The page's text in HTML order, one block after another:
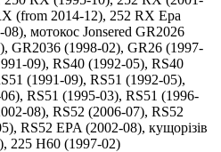
(from 2014-12), 252 RX Epa
мотокос Jonsered GR2026
GR2036 (1998-02), GR26 (1997-
09), RS40 (1992-05), RS40
(1991-09), RS51 (1992-05),
RS51 (1995-03), RS51 (1996-
08), RS52 (2006-07), RS52
RS52 EPA (2002-08), кущорізів
225 H60 (1997-02)